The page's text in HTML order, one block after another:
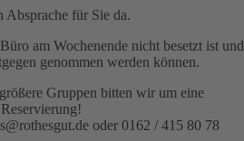
Absprache für Sie da.
am Wochenende nicht besetzt ist und
genommen werden können.
Gruppen bitten wir um eine
Reservierung!
oder 0162 / 415 80 78